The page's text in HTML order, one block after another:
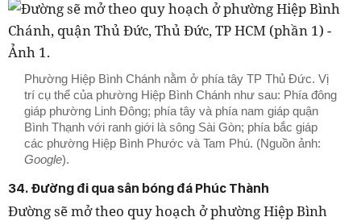
Phường Hiệp Bình Chánh nằm ở phía tây TP Thủ Đức. Vị
trí cụ thể của phường Hiệp Bình Chánh như sau: Phía đông
giáp phường Linh Đông; phía tây và phía nam giáp quận
Bình Thạnh với ranh giới là sông Sài Gòn; phía bắc giáp
các phường Hiệp Bình Phước và Tam Phú. (Nguồn ảnh:
Google).
34. Đường đi qua sân bóng đá Phúc Thành
Đường sẽ mở theo quy hoạch ở phườngHiệp Bình